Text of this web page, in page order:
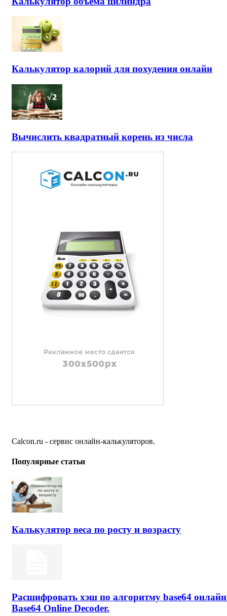
Калькулятор калорий для похудения онлайн
Вычислить квадратный корень из числа
Calcon.ru - сервис онлайн-калькуляторов.
Популярные статьи
Калькулятор веса по росту и возрасту
Расшифровать хэш по алгоритму base64
Base64 Online Decoder.